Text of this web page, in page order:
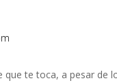
te toca, a pesar de